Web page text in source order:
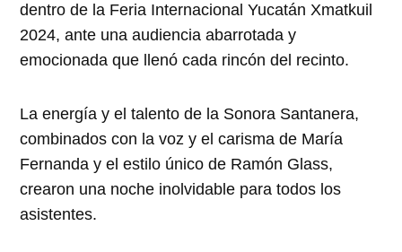
dentro de la Feria Internacional Yucatán Xmatkuil
2024, ante una audiencia abarrotada y
emocionada que llenó cada rincón del recinto.
La energía y el talento de la Sonora Santanera,
combinados con la voz y el carisma de María
Fernanda y el estilo único de Ramón Glass,
crearon una noche inolvidable para todos los
asistentes.